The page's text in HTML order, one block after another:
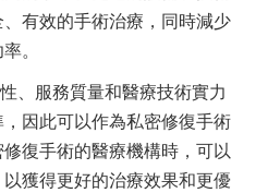
有效的手術治療，同時減少
。
、服務質量和醫療技術實力
因此可以作為私密修復手術
復手術的醫療機構時，可以
獲得更好的治療效果和更優